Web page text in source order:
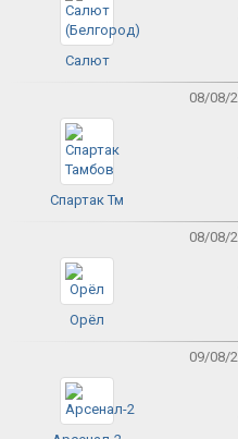
Салют
08/08/
Спартак Тм
08/08/
Орёл
09/08/